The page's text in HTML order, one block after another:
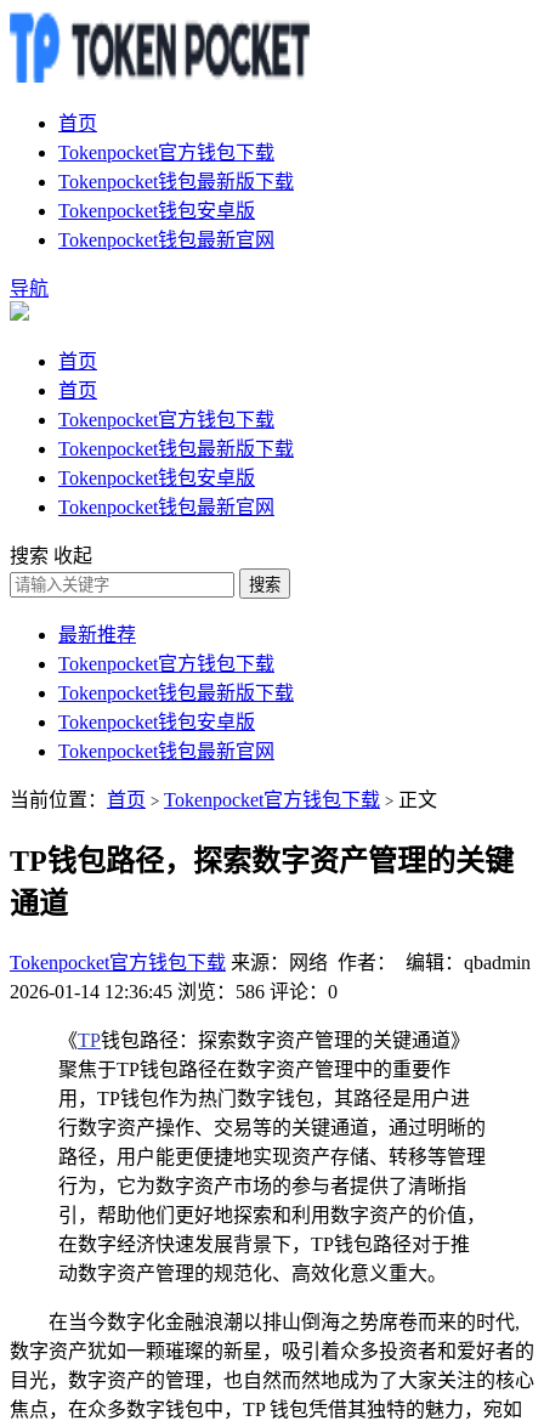
首页
Tokenpocket官方钱包下载
Tokenpocket钱包最新版下载
Tokenpocket钱包安卓版
Tokenpocket钱包最新官网
导航
首页
首页
Tokenpocket官方钱包下载
Tokenpocket钱包最新版下载
Tokenpocket钱包安卓版
Tokenpocket钱包最新官网
搜索 收起
搜索
最新推荐
Tokenpocket官方钱包下载
Tokenpocket钱包最新版下载
Tokenpocket钱包安卓版
Tokenpocket钱包最新官网
当前位置： 首页 > Tokenpocket官方钱包下载 > 正文
TP钱包路径，探索数字资产管理的关键
通道
Tokenpocket官方钱包下载 来源：网络 作者： 编辑：qbadmin
2026-01-14 12:36:45 浏览：586 评论：0
《TP钱包路径：探索数字资产管理的关键通道》
聚焦于TP钱包路径在数字资产管理中的重要作
用，TP钱包作为热门数字钱包，其路径是用户进
行数字资产操作、交易等的关键通道，通过明晰的
路径，用户能更便捷地实现资产存储、转移等管理
行为，它为数字资产市场的参与者提供了清晰指
引，帮助他们更好地探索和利用数字资产的价值，
在数字经济快速发展背景下，TP钱包路径对于推
动数字资产管理的规范化、高效化意义重大。
在当今数字化金融浪潮以排山倒海之势席卷而来的时代,
数字资产犹如一颗璀璨的新星，吸引着众多投资者和爱好者的
目光，数字资产的管理，也自然而然地成为了大家关注的核心
焦点，在众多数字钱包中，TP 钱包凭借其独特的魅力，宛如